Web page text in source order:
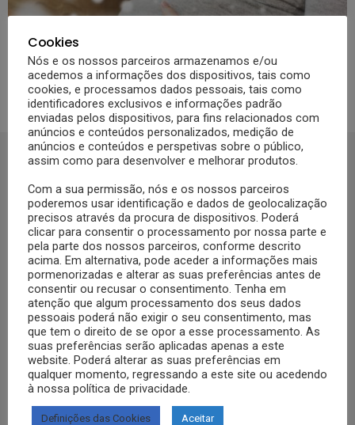
28 Partilhas 2.3k Visualizações
MAMÃ
NUTRIÇÃO
7 frutas que a grávida deve comer
no Inverno, reforço imunitário?
SIGA-NOS NO FACEBOOCK
Se ainda não segue a nossa página de Facebook, não espere mais!
Basta clicar no botão Seguir em cima.
Ao seguir a nossa página passa a receber gratuitamente os nossos
artigos no seu Facebook.
Partilhe também a nossa página com todos os seus familiares e
amigos.
SIGA-NOS NO INSTAGRAM
Cookies
Nós e os nossos parceiros armazenamos e/ou
acedemos a informações dos dispositivos, tais como
cookies, e processamos dados pessoais, tais como
identificadores exclusivos e informações padrão
enviadas pelos dispositivos, para fins relacionados com
anúncios e conteúdos personalizados, medição de
anúncios e conteúdos e perspetivas sobre o público,
assim como para desenvolver e melhorar produtos.
Com a sua permissão, nós e os nossos parceiros
poderemos usar identificação e dados de geolocalização
precisos através da procura de dispositivos. Poderá
clicar para consentir o processamento por nossa parte e
pela parte dos nossos parceiros, conforme descrito
acima. Em alternativa, pode aceder a informações mais
pormenorizadas e alterar as suas preferências antes de
consentir ou recusar o consentimento. Tenha em
atenção que algum processamento dos seus dados
pessoais poderá não exigir o seu consentimento, mas
que tem o direito de se opor a esse processamento. As
suas preferências serão aplicadas apenas a este
website. Poderá alterar as suas preferências em
qualquer momento, regressando a este site ou acedendo
à nossa política de privacidade.
Definições das Cookies Aceitar